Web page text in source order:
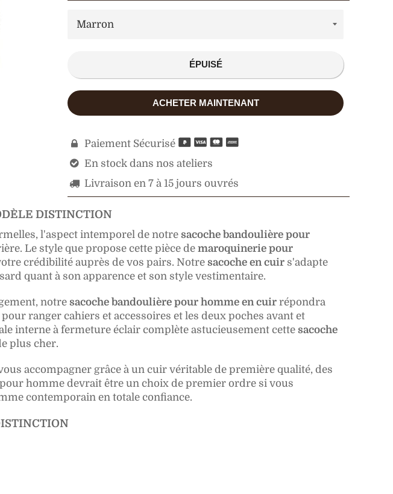
ÉPUISÉ
ACHETER MAINTENANT
 Paiement Sécurisé
 En stock dans nos ateliers
 Livraison en 7 à 15 jours ouvrés
DISTINCTION
l'aspect intemporel de notre sacoche bandoulière pour
Le style que propose cette pièce de maroquinerie pour
crédibilité auprès de vos pairs. Notre sacoche en cuir s'adapte
quant à son apparence et son style vestimentaire.
notre sacoche bandoulière pour homme en cuir répondra
ranger cahiers et accessoires et les deux poches avant et
interne à fermeture éclair complète astucieusement cette sacoche
plus cher.
accompagner grâce à un cuir véritable de première qualité, des
pour homme devrait être un choix de premier ordre si vous
contemporain en totale confiance.